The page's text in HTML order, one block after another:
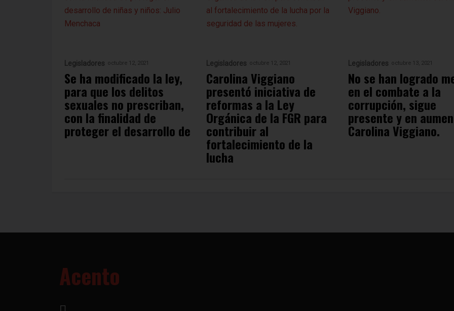
Legisladores octubre 12, 2021
Se ha modificado la ley,
para que los delitos
sexuales no prescriban,
con la finalidad de
proteger el desarrollo de
Legisladores octubre 12, 2021
Carolina Viggiano
presentó iniciativa de
reformas a la Ley
Orgánica de la FGR para
contribuir al
fortalecimiento de la
lucha
Legisladores octubre 13, 2021
No se han logrado
en el combate a la
corrupción, sigue
presente y en
Carolina Viggiano.
Acento